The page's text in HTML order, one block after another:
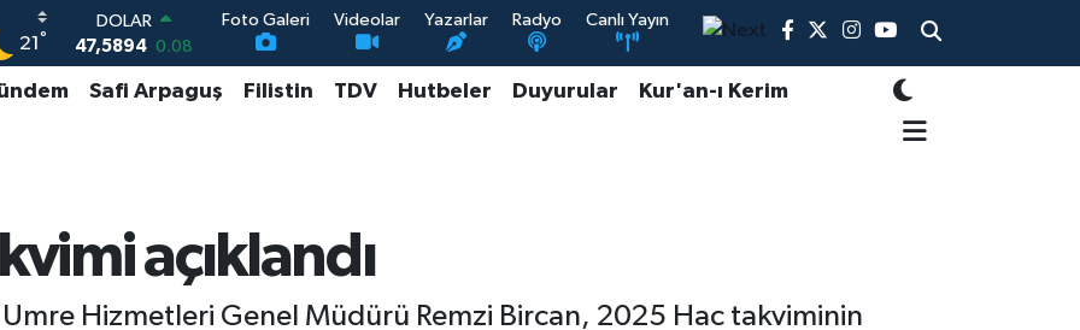
21 °
DOLAR
47,5894 0.08
EURO
55,0398 -0.02
13.703 11
Foto Galeri Videolar Yazarlar Radyo Canlı Yayın
Safi Arpaguş Filistin TDV Hutbeler Duyurular Kur'an-ı Kerim
açıklandı
Umre Hizmetleri Genel Müdürü Remzi Bircan, 2025 Hac takviminin